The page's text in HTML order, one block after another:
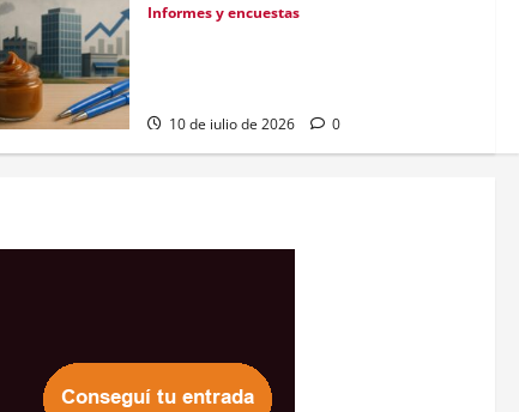
Informes y encuestas
10 de julio de 2026 0